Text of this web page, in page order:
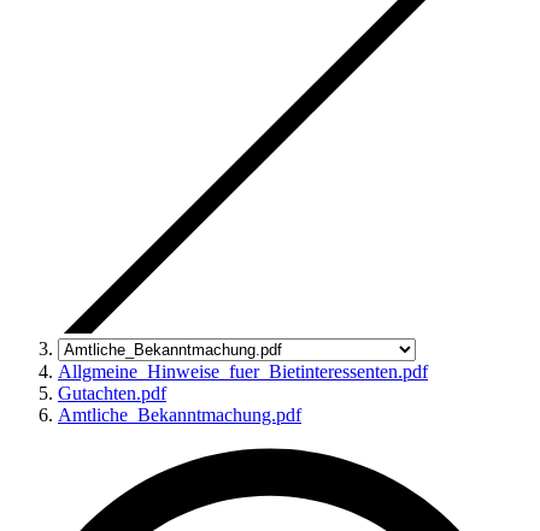
Allgmeine_Hinweise_fuer_Bietinteressenten.pdf
Gutachten.pdf
Amtliche_Bekanntmachung.pdf